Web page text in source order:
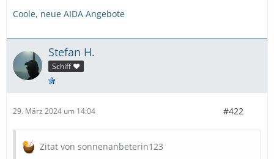
Coole, neue AIDA Angebote
Stefan H.
Schiff ❤️
29. März 2024 um 14:04 #422
Zitat von sonnenanbeterin123